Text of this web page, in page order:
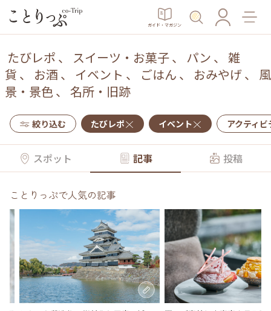
ガイド・マガジン
たびレポ 、 スイーツ・お菓子、 パン 、 雑
貨 、 お酒 、 イベント 、 ごはん 、 おみやげ 、 風
景・景色、 名所・旧跡
絞り込む たびレポ イベント アクティ
スポット 記事 投稿
ことりっぷで人気の記事